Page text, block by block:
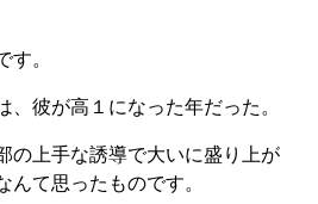
す。
、彼が高１になった年だった。
の上手な誘導で大いに盛り上が
んて思ったものです。